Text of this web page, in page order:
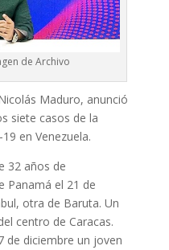
de Archivo
Maduro, anunció
siete casos de la
en Venezuela.
32 años de
Panamá el 21 de
otra de Baruta. Un
centro de Caracas.
de diciembre un joven